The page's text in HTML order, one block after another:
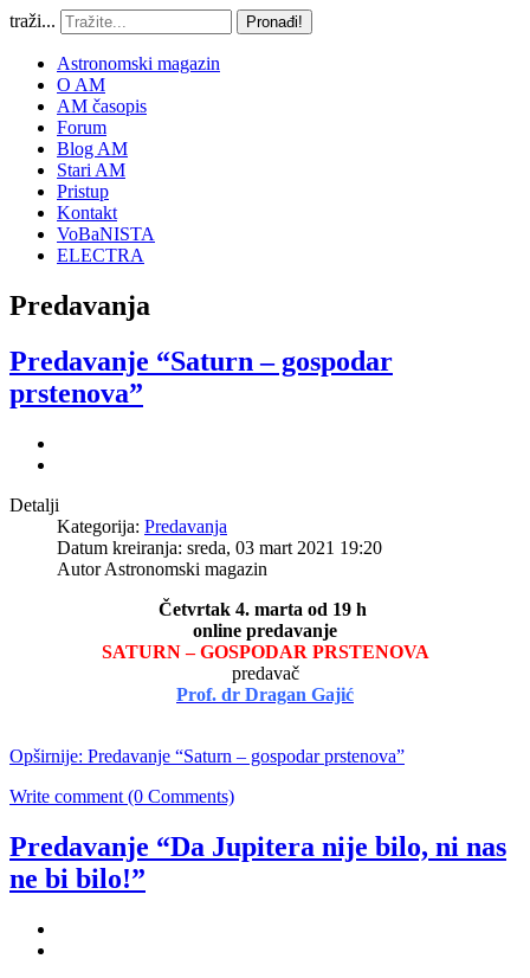
traži... Pronađi!
Astronomski magazin
O AM
AM časopis
Forum
Blog AM
Stari AM
Pristup
Kontakt
VoBaNISTA
ELECTRA
Predavanja
Predavanje “Saturn – gospodar
prstenova”
Detalji
Kategorija: Predavanja
Datum kreiranja: sreda, 03 mart 2021 19:20
Autor Astronomski magazin
Četvrtak 4. marta od 19 h
online predavanje
SATURN – GOSPODAR PRSTENOVA
predavač
Prof. dr Dragan Gajić
Opširnije: Predavanje “Saturn – gospodar prstenova”
Write comment (0 Comments)
Predavanje “Da Jupitera nije bilo, ni nas
ne bi bilo!”